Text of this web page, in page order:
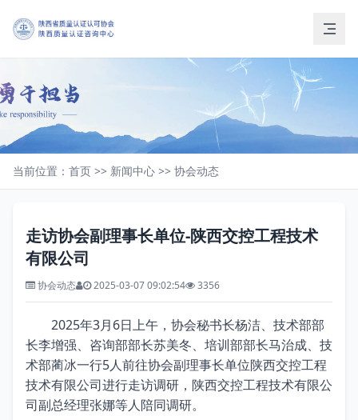
当前位置： 首页 >> 新闻中心 >> 协会动态
走访协会副理事长单位-陕西交控工程技术
有限公司
协会动态 2025-03-07 09:02:54 3356
2025年3月6日上午，协会秘书长杨洁、技术部部
长李增强、咨询部部长苏美冬、培训部部长马治成、技
术部蔺冰一行5人前往协会副理事长单位陕西交控工程
技术有限公司进行走访调研，陕西交控工程技术有限公
司副总经理张娜等人陪同调研。